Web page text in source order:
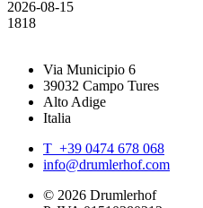
2026-08-15
1818
Via Municipio 6
39032 Campo Tures
Alto Adige
Italia
T +39 0474 678 068
info@drumlerhof.com
© 2026 Drumlerhof